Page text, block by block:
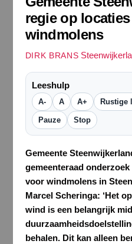
regie op
windmolens
DIRK BRANS
Leeshulp
A- A A+ Rustige
Pauze Stop
Gemeente
gemeenteraad
voor windmolens in
Marcel Scheringa: ‘Het
wind is een belangrijk
behalen. Dit kan alleen